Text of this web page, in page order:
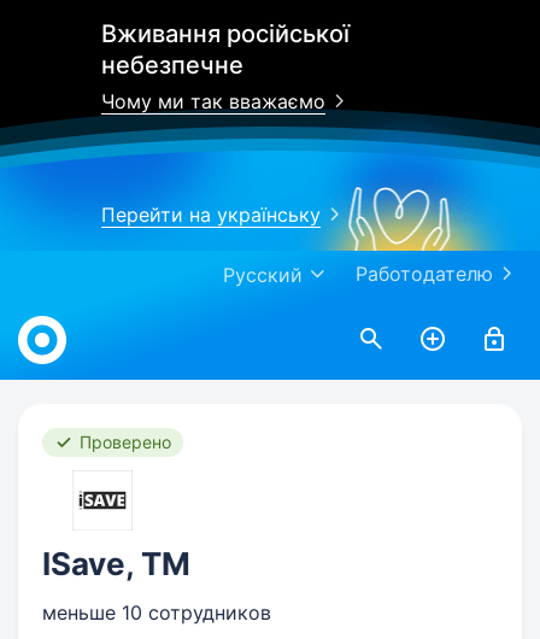
Вживання російської
небезпечне
Чому ми так вважаємо
Перейти на українську
Работодателю
Русский
Work.ua
Проверено
ISave, ТМ
меньше 10 сотрудников